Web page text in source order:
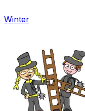
Winter